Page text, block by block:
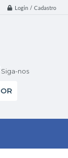
Login / Cadastro
Siga-nos